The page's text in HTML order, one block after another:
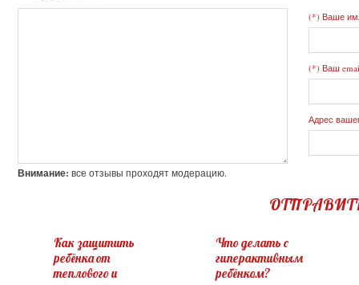
(*) Ваше
(*) Ваш
Адрес
Внимание: все отзывы проходят модерацию.
Как защитить
ребёнка от
теплового и
Что делать с
гиперактивным
ребёнком?